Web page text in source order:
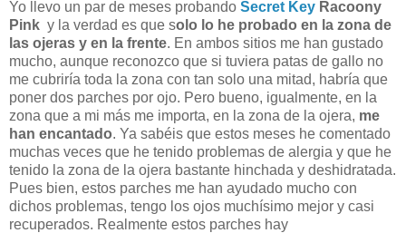
Yo llevo un par de meses probando Secret Key Racoony
Pink y la verdad es que solo lo he probado en la zona de
las ojeras y en la frente. En ambos sitios me han gustado
mucho, aunque reconozco que si tuviera patas de gallo no
me cubriría toda la zona con tan solo una mitad, habría que
poner dos parches por ojo. Pero bueno, igualmente, en la
zona que a mi más me importa, en la zona de la ojera, me
han encantado. Ya sabéis que estos meses he comentado
muchas veces que he tenido problemas de alergia y que he
tenido la zona de la ojera bastante hinchada y deshidratada.
Pues bien, estos parches me han ayudado mucho con
dichos problemas, tengo los ojos muchísimo mejor y casi
recuperados. Realmente estos parches hay